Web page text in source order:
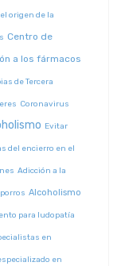
origen de la
Centro de
a los fármacos
de Tercera
Coronavirus
Evitar
del encierro en el
Adicción a la
porros Alcoholismo
para ludopatía
en
en